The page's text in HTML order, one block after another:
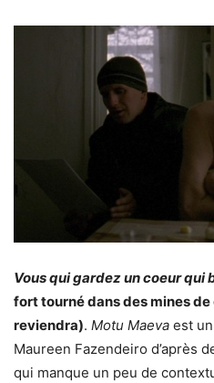
Vous qui gardez un coeur qui
fort tourné dans des mines
reviendra). Motu Maeva est
Maureen Fazendeiro d’après
qui manque un peu de